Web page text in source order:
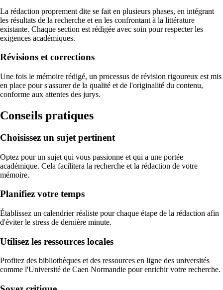
La rédaction proprement dite se fait en plusieurs phases, en intégrant
les résultats de la recherche et en les confrontant à la littérature
existante. Chaque section est rédigée avec soin pour respecter les
exigences académiques.
Révisions et corrections
Une fois le mémoire rédigé, un processus de révision rigoureux est mis
en place pour s'assurer de la qualité et de l'originalité du contenu,
conforme aux attentes des jurys.
Conseils pratiques
Choisissez un sujet pertinent
Optez pour un sujet qui vous passionne et qui a une portée
académique. Cela facilitera la recherche et la rédaction de votre
mémoire.
Planifiez votre temps
Établissez un calendrier réaliste pour chaque étape de la rédaction afin
d'éviter le stress de dernière minute.
Utilisez les ressources locales
Profitez des bibliothèques et des ressources en ligne des universités
comme l'Université de Caen Normandie pour enrichir votre recherche.